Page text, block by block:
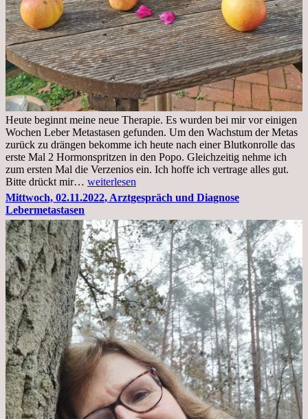
Heute beginnt meine neue Therapie. Es wurden bei mir vor einigen
Wochen Leber Metastasen gefunden. Um den Wachstum der Metas
zurück zu drängen bekomme ich heute nach einer Blutkonrolle das
erste Mal 2 Hormonspritzen in den Popo. Gleichzeitig nehme ich
zum ersten Mal die Verzenios ein. Ich hoffe ich vertrage alles gut.
Bitte drückt mir… Mittwoch,
09.11.2022
weiterlesen
Mittwoch, 02.11.2022, Arztgespräch und Diagnose
Lebermetastasen